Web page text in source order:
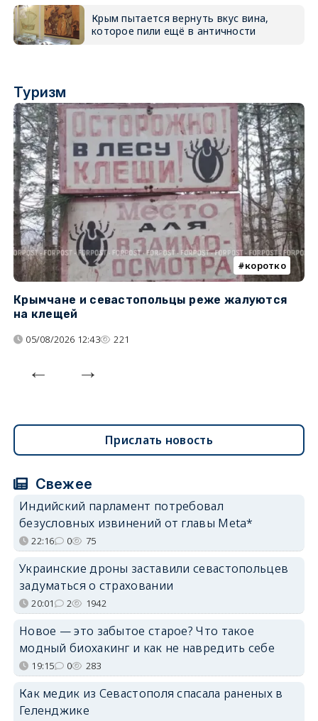
Крым пытается вернуть вкус вина,
которое пили ещё в античности
Туризм
коротко
Крымчане и севастопольцы реже жалуются
на клещей
05/08/2026 12:43 221
Прислать новость
Свежее
Индийский парламент потребовал
безусловных извинений от главы Meta*
22:16 0 75
Украинские дроны заставили севастопольцев
задуматься о страховании
20:01 2 1942
Новое — это забытое старое? Что такое
модный биохакинг и как не навредить себе
19:15 0 283
Как медик из Севастополя спасала раненых в
Геленджике